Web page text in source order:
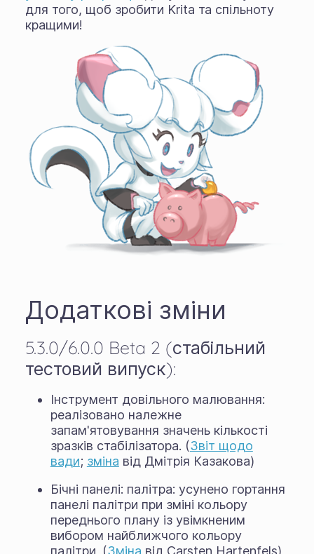
для того, щоб зробити Krita та спільноту
кращими!
Додаткові зміни
5.3.0/6.0.0 Beta 2 (стабільний
тестовий випуск):
Інструмент довільного малювання:
реалізовано належне
запам'ятовування значень кількості
зразків стабілізатора. (Звіт щодо
вади; зміна від Дмітрія Казакова)
Бічні панелі: палітра: усунено гортання
панелі палітри при зміні кольору
переднього плану із увімкненим
вибором найближчого кольору
палітри. (Зміна від Carsten Hartenfels)